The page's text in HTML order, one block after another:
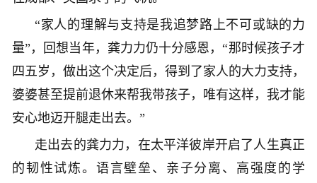
“家人的理解与支持是我追梦路上不可或缺的力
量”，回想当年，龚力力仍十分感恩，“那时候孩子才
四五岁，做出这个决定后，得到了家人的大力支持，
婆婆甚至提前退休来帮我带孩子，唯有这样，我才能
安心地迈开腿走出去。”
走出去的龚力力，在太平洋彼岸开启了人生真正
的韧性试炼。语言壁垒、亲子分离、高强度的学